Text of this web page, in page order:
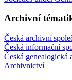
Archivní
Česká archivní
Česká informační
Česká genealogická
Archivnictví